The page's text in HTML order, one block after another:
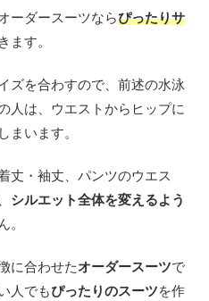
ーダースーツならぴったりサ
ます。
ズを合わすので、前述の水泳
人は、ウエストからヒップに
まいます。
丈・袖丈、パンツのウエス
シルエット全体を変えるよう
。
に合わせたオーダースーツで
人でもぴったりのスーツを作